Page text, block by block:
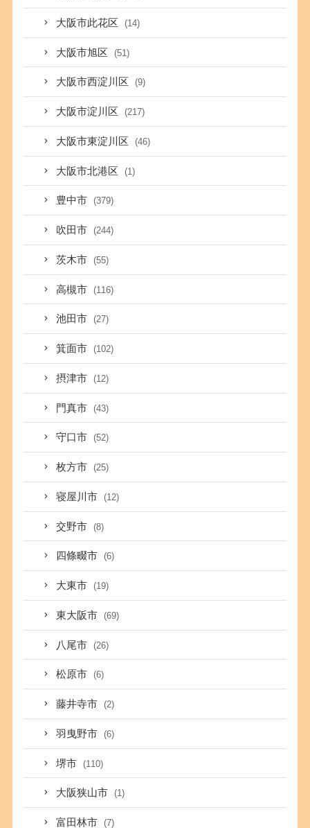
大阪市此花区 (14)
大阪市旭区 (51)
大阪市西淀川区 (9)
大阪市淀川区 (217)
大阪市東淀川区 (46)
大阪市北港区 (1)
豊中市 (379)
吹田市 (244)
茨木市 (55)
高槻市 (116)
池田市 (27)
箕面市 (102)
摂津市 (12)
門真市 (43)
守口市 (52)
枚方市 (25)
寝屋川市 (12)
交野市 (8)
四條畷市 (6)
大東市 (19)
東大阪市 (69)
八尾市 (26)
松原市 (6)
藤井寺市 (2)
羽曳野市 (6)
堺市 (110)
大阪狭山市 (1)
富田林市 (7)